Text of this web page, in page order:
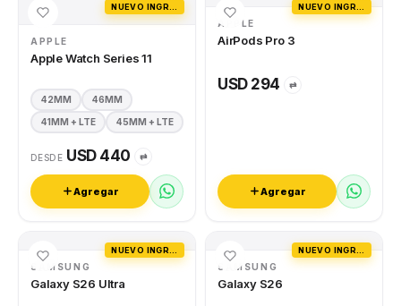
APPLE
Apple Watch Series 11
42MM 46MM
41MM + LTE 45MM + LTE
DESDE USD 440 ⇄
Agregar
APPLE
AirPods Pro 3
USD 294 ⇄
Agregar
SAMSUNG
Galaxy S26 Ultra
SAMSUNG
Galaxy S26